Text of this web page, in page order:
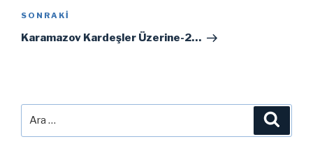
gezinmesi
Sonraki
Yazı
SONRAKI
Karamazov Kardeşler Üzerine-2…